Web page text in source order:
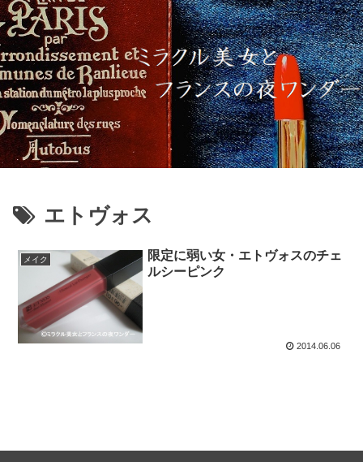
エトヴォス
メイク
限定に弱い女・エトヴォスのチェ
ルシーピンク
2014.06.06